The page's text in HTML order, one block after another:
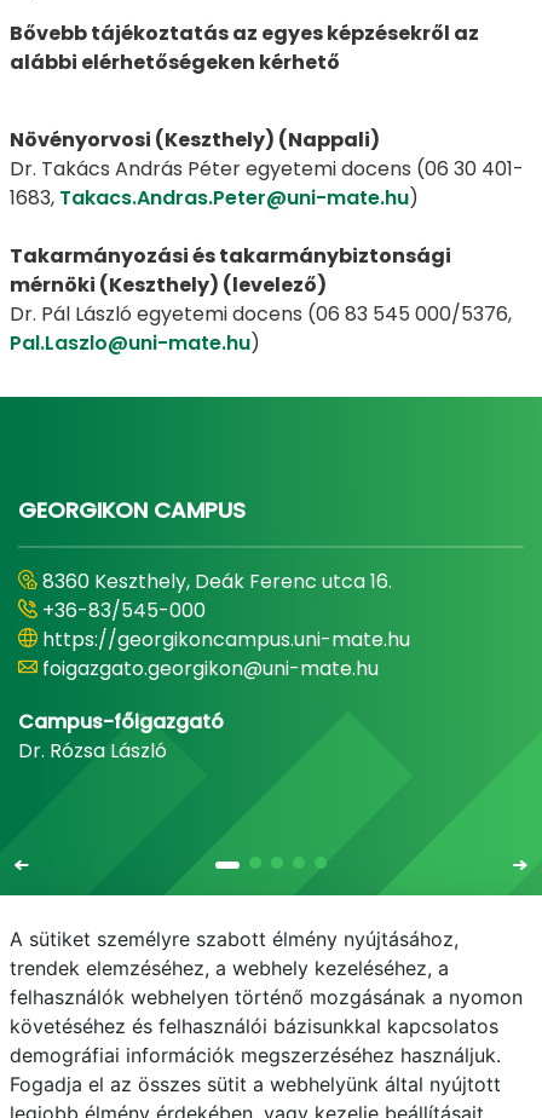
Bővebb tájékoztatás az egyes képzésekről az
alábbi elérhetőségeken kérhető
Növényorvosi (Keszthely) (Nappali)
Dr. Takács András Péter egyetemi docens (06 30 401-
1683, Takacs.Andras.Peter@uni-mate.hu)
Takarmányozási és takarmánybiztonsági
mérnöki (Keszthely) (levelező)
Dr. Pál László egyetemi docens (06 83 545 000/5376,
Pal.Laszlo@uni-mate.hu)
GEORGIKON CAMPUS
8360 Keszthely, Deák Ferenc utca 16.
+36-83/545-000
https://georgikoncampus.uni-mate.hu
foigazgato.georgikon@uni-mate.hu
Campus-főigazgató
Dr. Rózsa László
E-mail Telefonkönyv NEPTUN
E-learning
Adatvédelem
A sütiket személyre szabott élmény nyújtásához,
trendek elemzéséhez, a webhely kezeléséhez, a
felhasználók webhelyen történő mozgásának a nyomon
követéséhez és felhasználói bázisunkkal kapcsolatos
demográfiai információk megszerzéséhez használjuk.
Fogadja el az összes sütit a webhelyünk által nyújtott
legjobb élmény érdekében, vagy kezelje beállításait.